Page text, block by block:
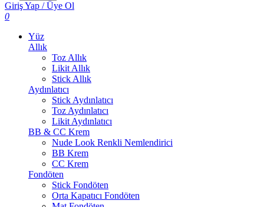
Giriş Yap / Üye Ol
0
Yüz
Allık
Toz Allık
Likit Allık
Stick Allık
Aydınlatıcı
Stick Aydınlatıcı
Toz Aydınlatıcı
Likit Aydınlatıcı
BB & CC Krem
Nude Look Renkli Nemlendirici
BB Krem
CC Krem
Fondöten
Stick Fondöten
Orta Kapatıcı Fondöten